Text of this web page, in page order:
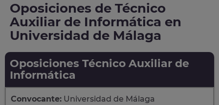
Oposiciones de Técnico
Auxiliar de Informática en
Universidad de Málaga
Oposiciones Técnico Auxiliar de
Informática
Convocante: Universidad de Málaga